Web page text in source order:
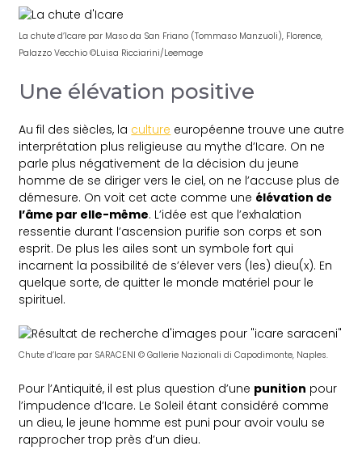
La chute d’Icare par Maso da San Friano (Tommaso Manzuoli), Florence,
Palazzo Vecchio ©Luisa Ricciarini/Leemage
Une élévation positive
Au fil des siècles, la culture européenne trouve une autre
interprétation plus religieuse au mythe d’Icare. On ne
parle plus négativement de la décision du jeune
homme de se diriger vers le ciel, on ne l’accuse plus de
démesure. On voit cet acte comme une élévation de
l’âme par elle-même. L’idée est que l’exhalation
ressentie durant l’ascension purifie son corps et son
esprit. De plus les ailes sont un symbole fort qui
incarnent la possibilité de s’élever vers (les) dieu(x). En
quelque sorte, de quitter le monde matériel pour le
spirituel.
Chute d’Icare par SARACENI © Gallerie Nazionali di Capodimonte, Naples.
Pour l’Antiquité, il est plus question d’une punition pour
l’impudence d’Icare. Le Soleil étant considéré comme
un dieu, le jeune homme est puni pour avoir voulu se
rapprocher trop près d’un dieu.